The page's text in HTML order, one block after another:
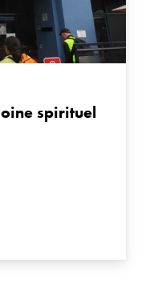
spirituel